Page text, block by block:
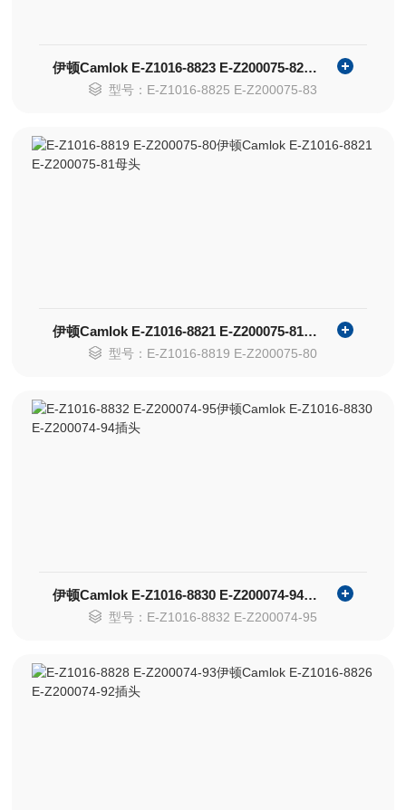
伊顿Camlok E-Z1016-8823 E-Z200075-82母头
型号：E-Z1016-8825 E-Z200075-83
伊顿Camlok E-Z1016-8821 E-Z200075-81母头
型号：E-Z1016-8819 E-Z200075-80
伊顿Camlok E-Z1016-8830 E-Z200074-94插头
型号：E-Z1016-8832 E-Z200074-95